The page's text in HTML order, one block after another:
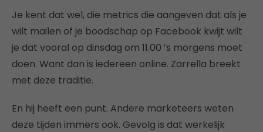
Je kent dat wel, die metrics die aangeven dat als je
wilt mailen of je boodschap op Facebook kwijt wilt
je dat vooral op dinsdag om 11.00 ’s morgens moet
doen. Want dan is iedereen online. Zarrella breekt
met deze traditie.
En hij heeft een punt. Andere marketeers weten
deze tijden immers ook. Gevolg is dat werkelijk